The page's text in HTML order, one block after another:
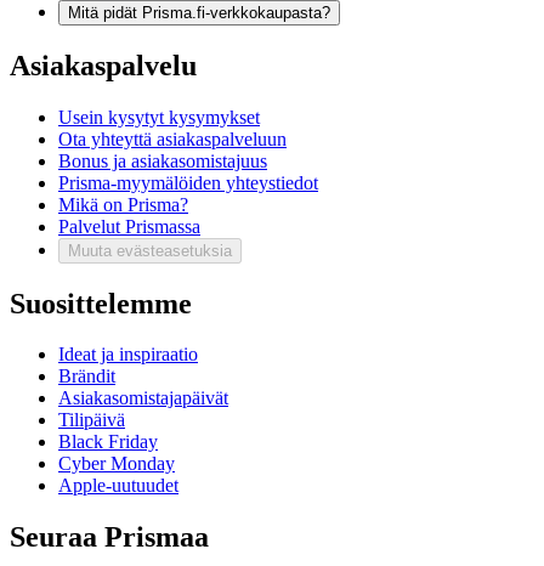
Mitä pidät Prisma.fi-verkkokaupasta?
Asiakaspalvelu
Usein kysytyt kysymykset
Ota yhteyttä asiakaspalveluun
Bonus ja asiakasomistajuus
Prisma-myymälöiden yhteystiedot
Mikä on Prisma?
Palvelut Prismassa
Muuta evästeasetuksia
Suosittelemme
Ideat ja inspiraatio
Brändit
Asiakasomistajapäivät
Tilipäivä
Black Friday
Cyber Monday
Apple-uutuudet
Seuraa Prismaa